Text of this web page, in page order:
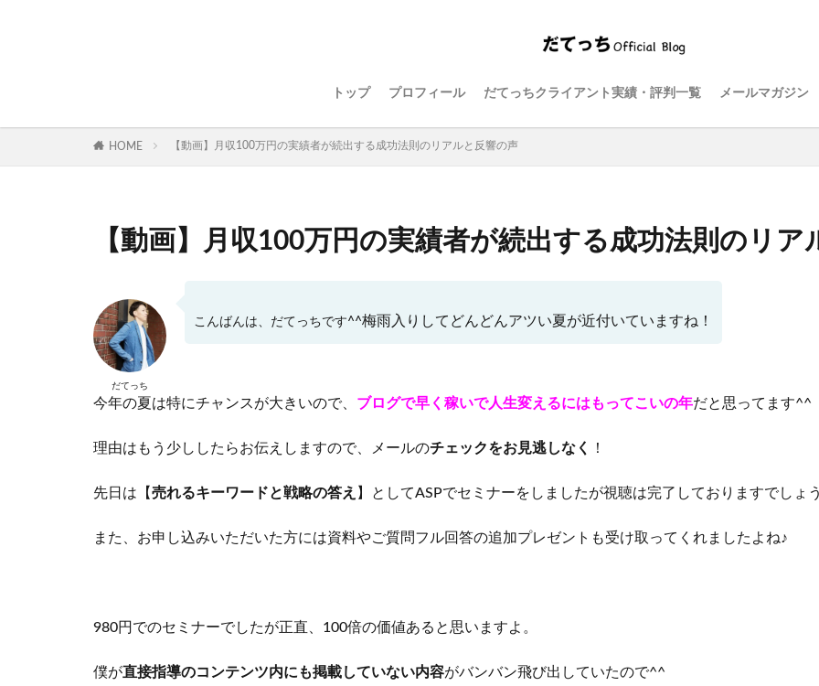
トップ プロフィール だてっちクライアント実績・評判一覧 メールマガジン
HOME 【動画】月収100万円の実績者が続出する成功法則のリアルと反響の声
【動画】月収100万円の実績者が続出する成功法則のリア
だてっち
こんばんは、だてっちです^^梅雨入りしてどんどんアツい夏が近付いていますね！
今年の夏は特にチャンスが大きいので、 ブログで早く稼いで人生変えるにはもってこいの年だと思ってます^^
理由はもう少ししたらお伝えしますので、メールのチェックをお見逃しなく ！
先日は【売れるキーワードと戦略の答え 】としてASPでセミナーをしましたが視聴は完了しておりますでしょ
また、お申し込みいただいた方には資料やご質問フル回答の追加プレゼントも受け取ってくれましたよね♪
980円でのセミナーでしたが正直、100倍の価値あると思いますよ。
僕が直接指導のコンテンツ内にも掲載していない内容がバンバン飛び出していたので^^